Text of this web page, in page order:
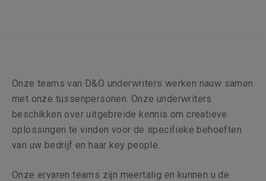
Onze teams van D&O underwriters werken nauw samen
met onze tussenpersonen. Onze underwriters
beschikken over uitgebreide kennis om creatieve
oplossingen te vinden voor de specifieke behoeften
van uw bedrijf en haar key people.
Onze ervaren teams zijn meertalig en kunnen u de